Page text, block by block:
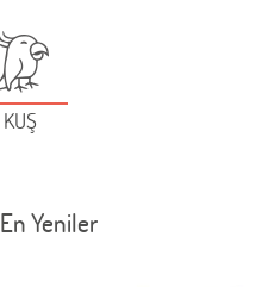
KUŞ
En Yeniler